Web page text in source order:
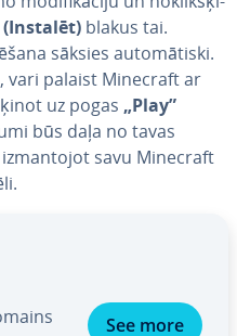
(Instalēt) blakus tai.
sāksies au­to­mā­tis­ki.
vari palaist Minecraft ar
uz pogas „Play”
būs daļa no tavas
savu Minecraft
See more